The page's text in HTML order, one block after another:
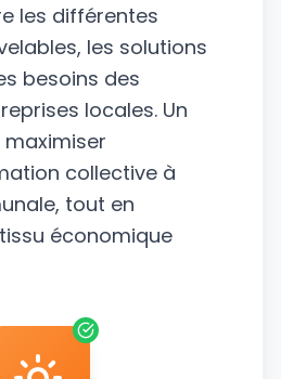
les différentes
les solutions
besoins des
locales. Un
collective à
tout en
économique